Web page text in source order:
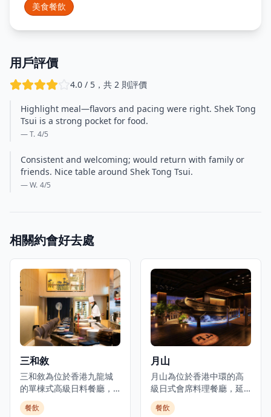
美食餐飲
用戶評價
4.0 / 5，共 2 則評價
Highlight meal—flavors and pacing were right. Shek Tong
Tsui is a strong pocket for food.
— T. 4/5
Consistent and welcoming; would return with family or
friends. Nice table around Shek Tong Tsui.
— W. 4/5
相關約會好去處
三和敘
三和敘為位於香港九龍城
的單棟式高級日料餐廳，
集結三大傳統日本料理：
壽司、鐵板燒、爐端燒的
餐飲
月山
月山為位於香港中環的高
級日式會席料理餐廳，延
續米芝蓮星級日本料理的
血統。餐廳佔地3,000平方
餐飲